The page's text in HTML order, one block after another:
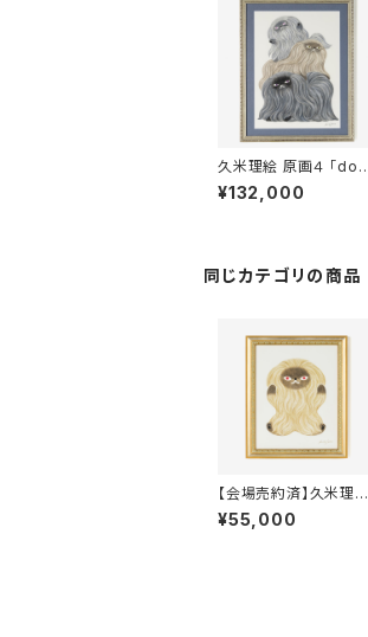
久米理絵 原画４ 「dog
mountain」 額装込
み
¥132,000
同じカテゴリの商品
【会場売約済】久米理絵
原画１ 「STAR DOG」
額装込み
¥55,000